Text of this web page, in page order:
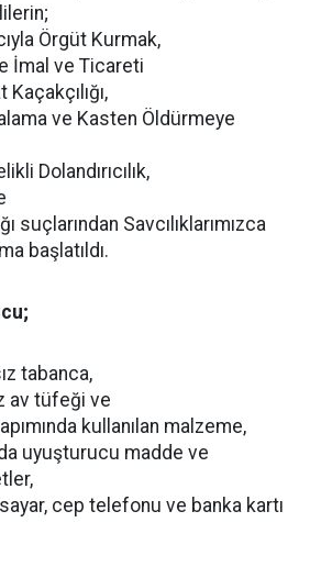
Örgüt Kurmak,
İmal ve Ticareti
ve Kasten Öldürmeye
Dolandırıcılık,
suçlarından Savcılıklarımızca
başlatıldı.
tabanca,
av tüfeği ve
kullanılan malzeme,
uyuşturucu madde ve
cep telefonu ve banka kartı